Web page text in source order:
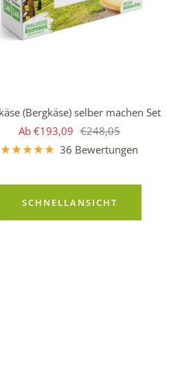
(Bergkäse) selber machen Set
Angebotspreis
Ab €193,09 Regulärer
Preis
€248,05
36 Bewertungen
SCHNELLANSICHT